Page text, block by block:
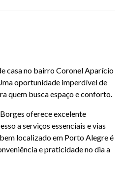
casa no bairro Coronel Aparício
oportunidade imperdível de
quem busca espaço e conforto.
oferece excelente
a serviços essenciais e vias
localizado em Porto Alegre é
e praticidade no dia a